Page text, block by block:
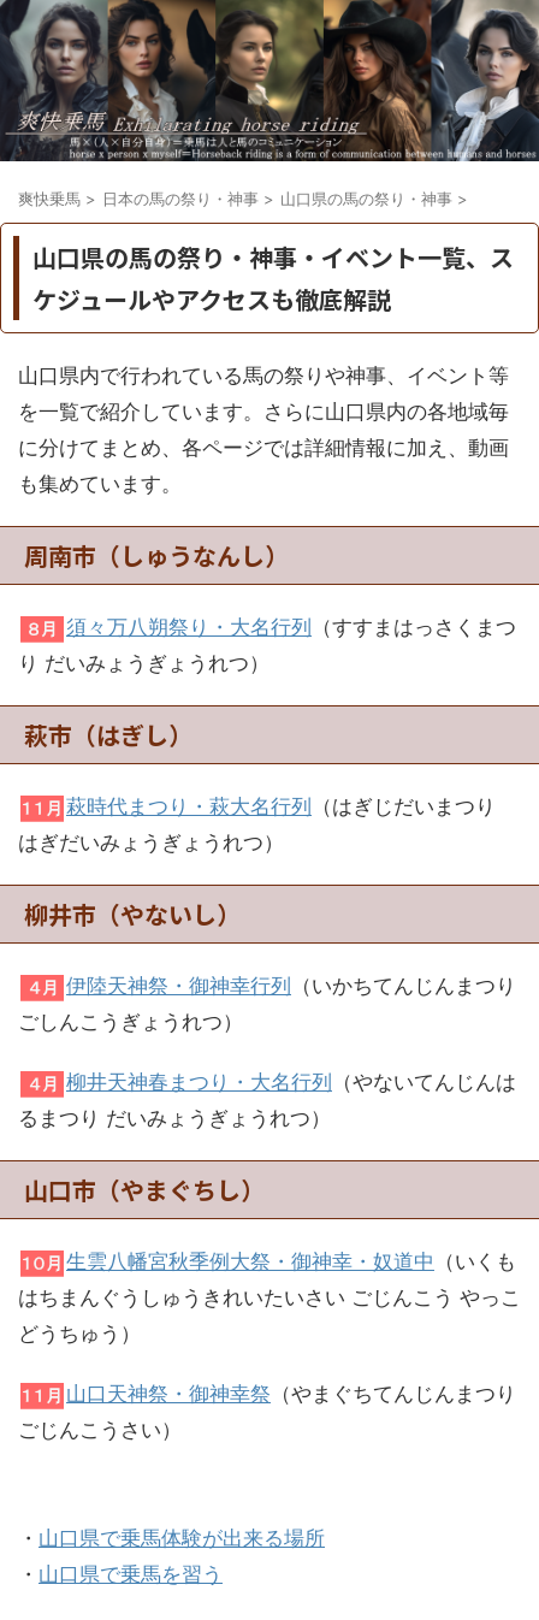
爽快乗馬 > 日本の馬の祭り・神事 > 山口県の馬の祭り・神事 >
山口県の馬の祭り・神事・イベント一覧、ス
ケジュールやアクセスも徹底解説
山口県内で行われている馬の祭りや神事、イベント等
を一覧で紹介しています。さらに山口県内の各地域毎
に分けてまとめ、各ページでは詳細情報に加え、動画
も集めています。
周南市（しゅうなんし）
須々万八朔祭り・大名行列
（すすまはっさくまつ
り だいみょうぎょうれつ）
萩市（はぎし）
萩時代まつり・萩大名行列
（はぎじだいまつり
はぎだいみょうぎょうれつ）
柳井市（やないし）
伊陸天神祭・御神幸行列
（いかちてんじんまつり
ごしんこうぎょうれつ）
柳井天神春まつり・大名行列
（やないてんじんは
るまつり だいみょうぎょうれつ）
山口市（やまぐちし）
生雲八幡宮秋季例大祭・御神幸・奴道中 （いくも
はちまんぐうしゅうきれいたいさい ごじんこう やっこ
どうちゅう）
山口天神祭・御神幸祭 （やまぐちてんじんまつり
ごじんこうさい）
・ 山口県で乗馬体験が出来る場所
・ 山口県で乗馬を習う